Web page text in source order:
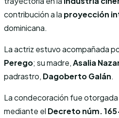
contribución a la proyección
dominicana.
La actriz estuvo acompañada
Perego; su madre,Asalia
padrastro, Dagoberto Galán.
La condecoración fue
mediante el Decreto núm.